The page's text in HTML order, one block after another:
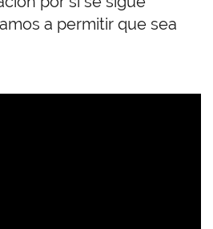
a permitir que sea